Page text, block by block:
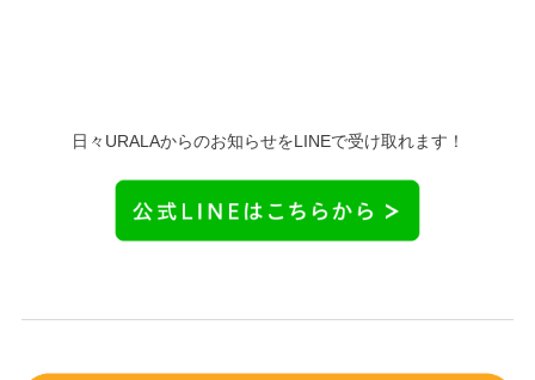
日々URALAからのお知らせをLINEで受け取れます！